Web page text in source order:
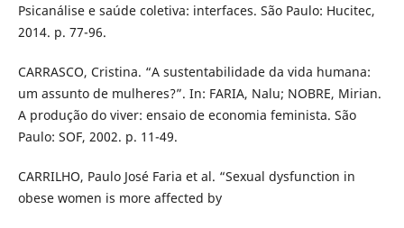
Psicanálise e saúde coletiva: interfaces. São Paulo: Hucitec,
2014. p. 77-96.
CARRASCO, Cristina. “A sustentabilidade da vida humana:
um assunto de mulheres?”. In: FARIA, Nalu; NOBRE, Mirian.
A produção do viver: ensaio de economia feminista. São
Paulo: SOF, 2002. p. 11-49.
CARRILHO, Paulo José Faria et al. “Sexual dysfunction in
obese women is more affected by